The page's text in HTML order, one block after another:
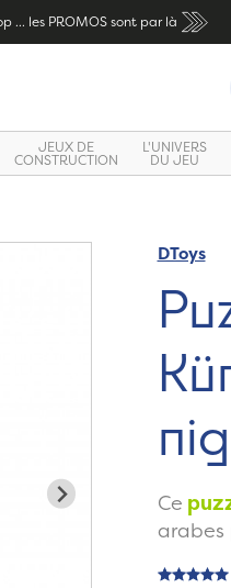
... les PROMOS sont par là
JEUX DE
CONSTRUCTION
L'UNIVERS
DU JEU
DToys
Ce
arabes